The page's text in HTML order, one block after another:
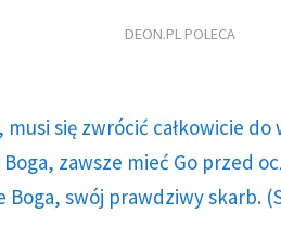
DEON.PL POLECA
musi się zwrócić całkowicie
zawsze mieć Go przed
Boga, swój prawdziwy skarb.